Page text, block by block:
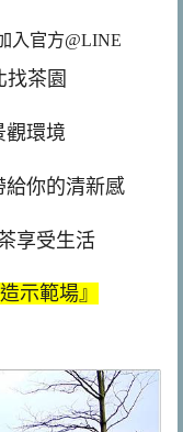
入官方@LINE
找茶園
觀環境
給你的清新感
享受生活
示範場』